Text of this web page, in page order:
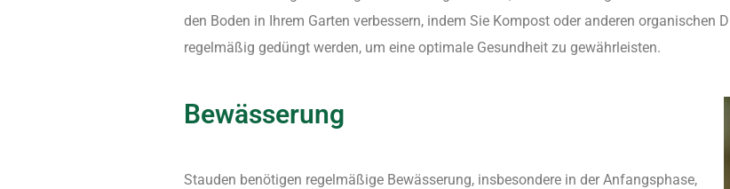
den Boden in Ihrem Garten verbessern, indem Sie Kompost oder anderen organischen
regelmäßig gedüngt werden, um eine optimale Gesundheit zu gewährleisten.
Bewässerung
Stauden benötigen regelmäßige Bewässerung, insbesondere in der Anfangsphase,